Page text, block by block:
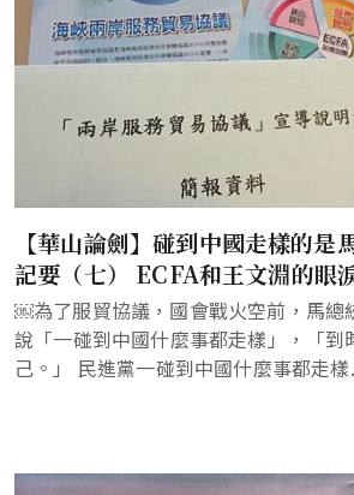
【華山論劍】碰到中國走樣的是
記要（七） ECFA和王文淵的眼
￼為了服貿協議，國會戰火空前，馬總
說「一碰到中國什麼事都走樣」，「到
己。」 民進黨一碰到中國什麼事都走樣